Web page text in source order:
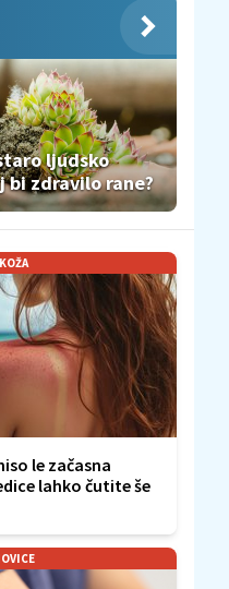
ljudsko
zdravilo rane?
KOŽA
le začasna
lahko čutite še